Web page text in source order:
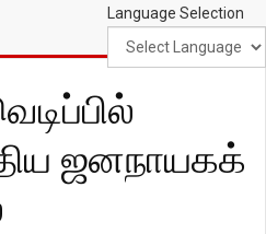
Language Selection
ஜனநாயகக்